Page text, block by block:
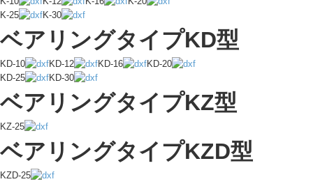
K-25
K-30
ベアリングタイプKD型
KD-10 KD-12 KD-16
KD-20
KD-25
KD-30
ベアリングタイプKZ型
KZ-25
ベアリングタイプKZD型
KZD-25